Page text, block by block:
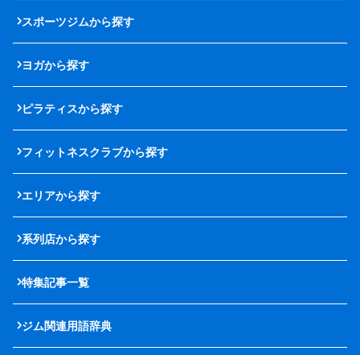
スポーツジムから探す
ヨガから探す
ピラティスから探す
フィットネスクラブから探す
エリアから探す
系列店から探す
特集記事一覧
ジム関連用語辞典